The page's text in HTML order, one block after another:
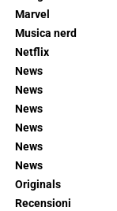
Marvel
Musica nerd
Netflix
News
News
News
News
News
News
Originals
Recensioni